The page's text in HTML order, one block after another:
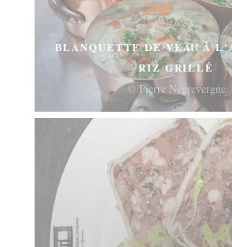
BLANQUETTE DE VEAU À
RIZ GRILLÉ
© Pierre Négrevergne